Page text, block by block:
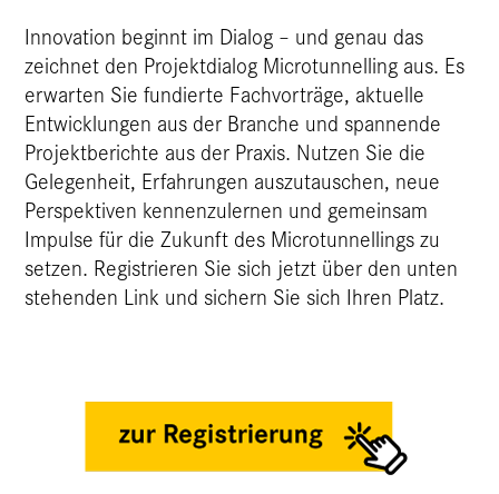
Innovation beginnt im Dialog – und genau das
zeichnet den Projektdialog Microtunnelling aus. Es
erwarten Sie fundierte Fachvorträge, aktuelle
Entwicklungen aus der Branche und spannende
Projektberichte aus der Praxis. Nutzen Sie die
Gelegenheit, Erfahrungen auszutauschen, neue
Perspektiven kennenzulernen und gemeinsam
Impulse für die Zukunft des Microtunnellings zu
setzen. Registrieren Sie sich jetzt über den unten
stehenden Link und sichern Sie sich Ihren Platz.